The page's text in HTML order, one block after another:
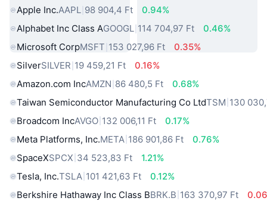
Apple Inc.AAPL 98 904,4 Ft
0.94%
Alphabet Inc Class AGOOGL 114 704,97 Ft
0.46%
Microsoft CorpMSFT 153 027,96 Ft
0.35%
SilverSILVER 19 459,21 Ft
0.16%
Amazon.com IncAMZN 86 480,5 Ft
0.68%
Taiwan Semiconductor Manufacturing Co LtdTSM 130
Broadcom IncAVGO 132 006,11 Ft
0.17%
Meta Platforms, Inc.META 186 901,86 Ft
0.76%
SpaceXSPCX 34 523,83 Ft
1.21%
Tesla, Inc.TSLA 101 421,63 Ft
0.12%
Berkshire Hathaway Inc Class BBRK.B 163 370,97 Ft